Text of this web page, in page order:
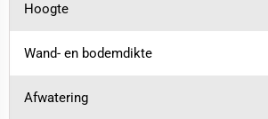
Hoogte
Wand- en bodemdikte
Afwatering